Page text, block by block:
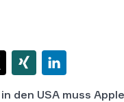
den USA muss